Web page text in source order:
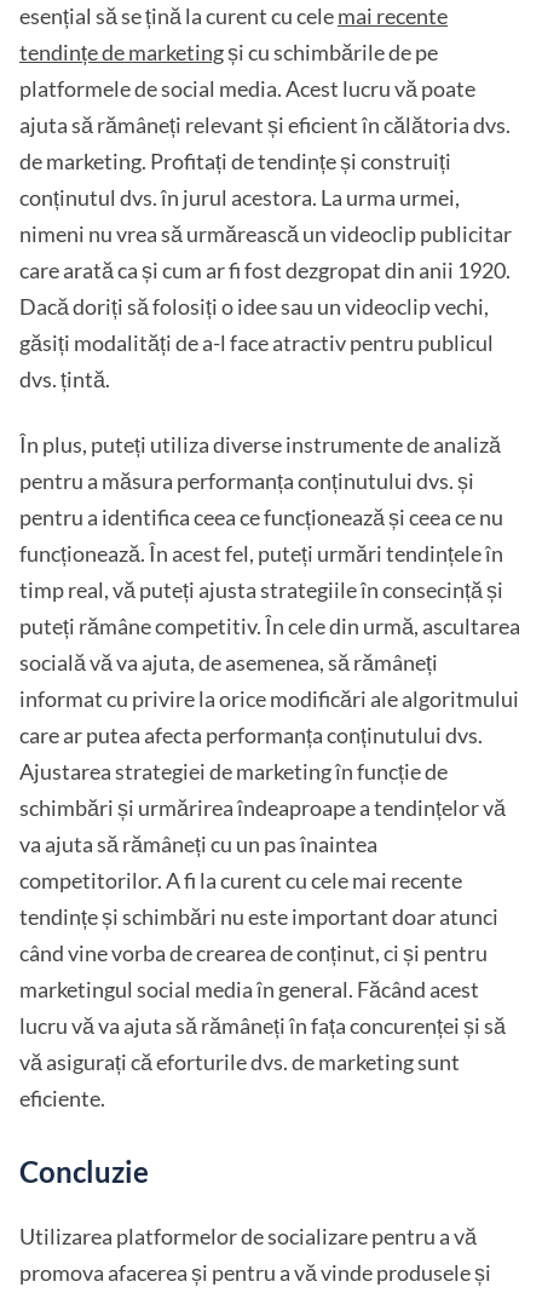
esențial să se țină la curent cu celemai recente
tendințe de marketingși cu schimbările de pe
platformele de social media. Acest lucru vă poate
ajuta să rămâneți relevant și eficient în călătoria dvs.
de marketing. Profitați de tendințe și construiți
conținutul dvs. în jurul acestora. La urma urmei,
nimeni nu vrea să urmărească un videoclip publicitar
care arată ca și cum ar fi fost dezgropat din anii 1920.
Dacă doriți să folosiți o idee sau un videoclip vechi,
găsiți modalități de a-l face atractiv pentru publicul
dvs. țintă.
În plus, puteți utiliza diverse instrumente de analiză
pentru a măsura performanța conținutului dvs. și
pentru a identifica ceea ce funcționează și ceea ce nu
funcționează. În acest fel, puteți urmări tendințele în
timp real, vă puteți ajusta strategiile în consecință și
puteți rămâne competitiv. În cele din urmă, ascultarea
socială vă va ajuta, de asemenea, să rămâneți
informat cu privire la orice modificări ale algoritmului
care ar putea afecta performanța conținutului dvs.
Ajustarea strategiei de marketing în funcție de
schimbări și urmărirea îndeaproape a tendințelor vă
va ajuta să rămâneți cu un pas înaintea
competitorilor. A fi la curent cu cele mai recente
tendințe și schimbări nu este important doar atunci
când vine vorba de crearea de conținut, ci și pentru
marketingul social media în general. Făcând acest
lucru vă va ajuta să rămâneți în fața concurenței și să
vă asigurați că eforturile dvs. de marketing sunt
eficiente.
Concluzie
Utilizarea platformelor de socializare pentru a vă
promova afacerea și pentru a vă vinde produsele și